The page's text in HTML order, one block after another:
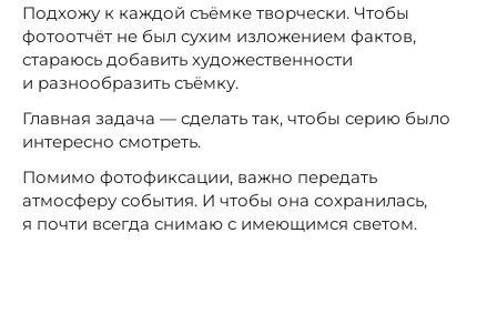
Подхожу к каждой съёмке творчески. Чтобы
фотоотчёт не был сухим изложением фактов,
стараюсь добавить художественности
и разнообразить съёмку.
Главная задача — сделать так, чтобы серию было
интересно смотреть.
Помимо фотофиксации, важно передать
атмосферу события. И чтобы она сохранилась,
я почти всегда снимаю с имеющимся светом.